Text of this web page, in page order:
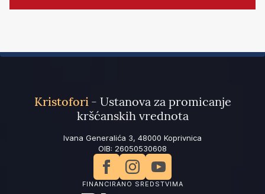
Kristofori - Ustanova za promicanje
kršćanskih vrednota
Ivana Generalića 3, 48000 Koprivnica
OIB: 26050530608
FINANCIRANO SREDSTVIMA